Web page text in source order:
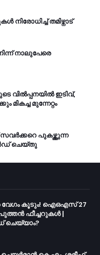
തമിഴ്നാട്
നാലുപേരെ
വിൽപ്പനയിൽ ഇടിവ്,
മുന്നേറ്റം
പുകഴ്ത്തുന്ന
ചെയ്തു
കൂടും! ഐഒഎസ് 27
പുത്തൻ ഫീച്ചറുകൾ |